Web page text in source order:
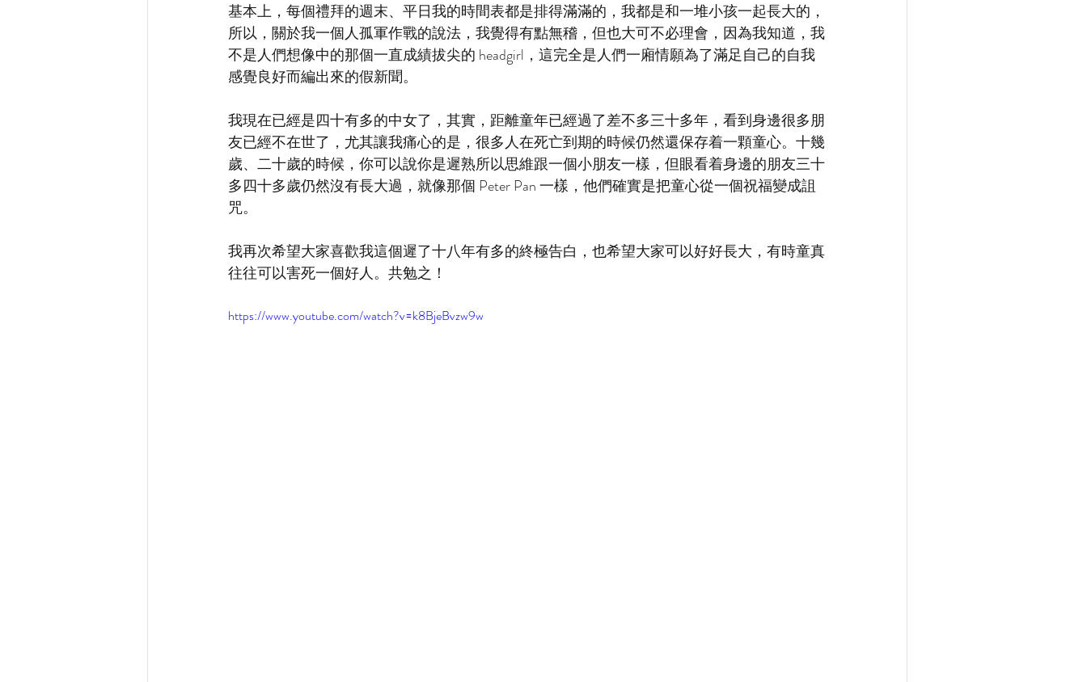
基本上，每個禮拜的週末、平日我的時間表都是排得滿滿的，我都是和一堆小孩一起長大的，
所以，關於我一個人孤軍作戰的說法，我覺得有點無稽，但也大可不必理會，因為我知道，我
不是人們想像中的那個一直成績拔尖的 headgirl，這完全是人們一廂情願為了滿足自己的自我
感覺良好而編出來的假新聞。
我現在已經是四十有多的中女了，其實，距離童年已經過了差不多三十多年，看到身邊很多朋
友已經不在世了，尤其讓我痛心的是，很多人在死亡到期的時候仍然還保存着一顆童心。十幾
歲、二十歲的時候，你可以說你是遲熟所以思維跟一個小朋友一樣，但眼看着身邊的朋友三十
多四十多歲仍然沒有長大過，就像那個 Peter Pan 一樣，他們確實是把童心從一個祝福變成詛
咒。
我再次希望大家喜歡我這個遲了十八年有多的終極告白，也希望大家可以好好長大，有時童真
往往可以害死一個好人。共勉之！
https://www.youtube.com/watch?v=k8BjeBvzw9w